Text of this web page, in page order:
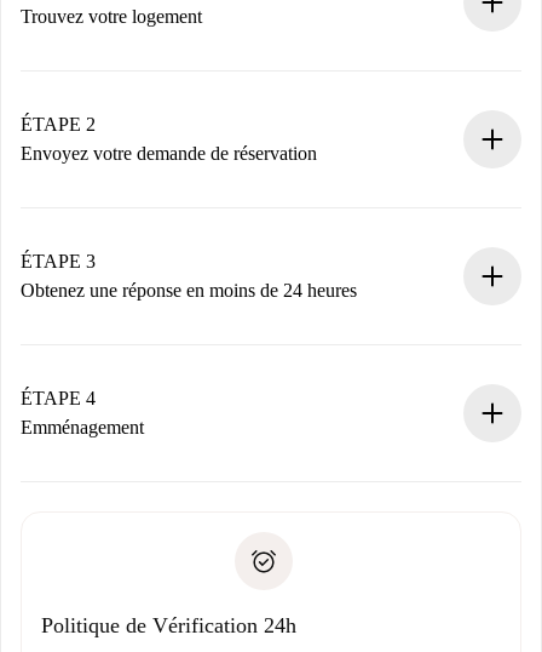
Trouvez votre logement
Vous disposez à l’avance de toutes les informations
nécessaires.
ÉTAPE 2
Envoyez votre demande de réservation
Nous ne vous facturerons rien tant que le propriétaire
n’aura pas accepté.
ÉTAPE 3
Obtenez une réponse en moins de 24 heures
contact avec le propriétaire.
Si refusé : aucun prélèvement et nous vous proposerons
Justificatif de solvabilité
ÉTAPE 4
Emménagement
uniquement si aucun problème n'est signalé.
Politique de Vérification 24h